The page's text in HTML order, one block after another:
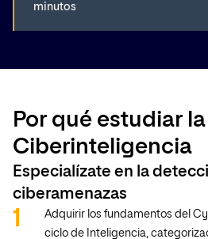
minutos
Por qué estudiar
Ciberinteligencia
Especialízate en la
ciberamenazas
Adquirir los fundamentos del
ciclo de Inteligencia,